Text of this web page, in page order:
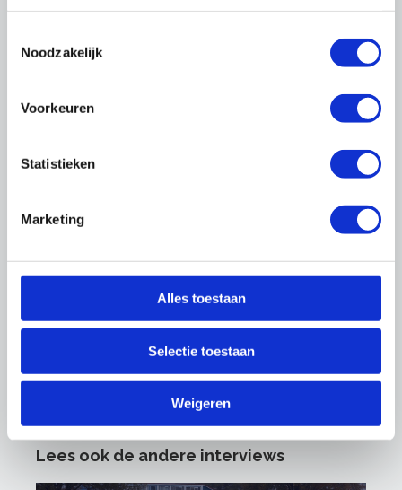
Noodzakelijk
Voorkeuren
Statistieken
Marketing
Alles toestaan
Selectie toestaan
Weigeren
Downloads
Producten
Links
TKI Bouw en Techniek
Circulaire Bouweconomie
Platform CB’23
Lees ook de andere interviews